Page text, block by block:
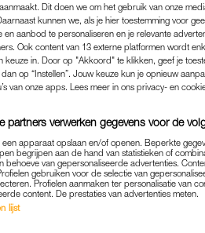
MOEDER
OM NOG
DE
COLUMN|EVI
22-01-2026 | EVI
en voorstelling nog niet
voor LINDA.nl. Over –
Dit doen we om het gebruik van onze
kunnen we, als je hier toestemming voor
en aanbod te personaliseren en je relevante
Ook content van 13 externe platformen wordt
keuze in. Door op "Akkoord" te klikken, geef je
op “Instellen”. Jouw keuze kun je opnieuw
van onze apps. Lees meer in ons privacy- en
partners verwerken gegevens voor de
een apparaat opslaan en/of openen. Beperkte
begrijpen aan de hand van statistieken of
behoeve van gepersonaliseerde advertenties.
gebruiken voor de selectie van
Profielen aanmaken ter personalisatie van
content. De prestaties van advertenties meten.
lijst